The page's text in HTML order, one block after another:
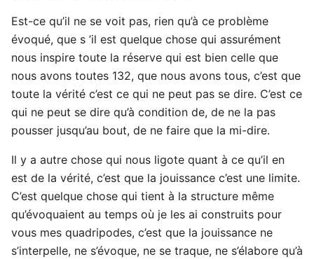
Est-ce qu’il ne se voit pas, rien qu’à ce problème
évoqué, que s ’il est quelque chose qui assurément
nous inspire toute la réserve qui est bien celle que
nous avons toutes 132, que nous avons tous, c’est que
toute la vérité c’est ce qui ne peut pas se dire. C’est ce
qui ne peut se dire qu’à condition de, de ne la pas
pousser jusqu’au bout, de ne faire que la mi-dire.
Il y a autre chose qui nous ligote quant à ce qu’il en
est de la vérité, c’est que la jouissance c’est une limite.
C’est quelque chose qui tient à la structure même
qu’évoquaient au temps où je les ai construits pour
vous mes quadripodes, c’est que la jouissance ne
s’interpelle, ne s’évoque, ne se traque, ne s’élabore qu’à